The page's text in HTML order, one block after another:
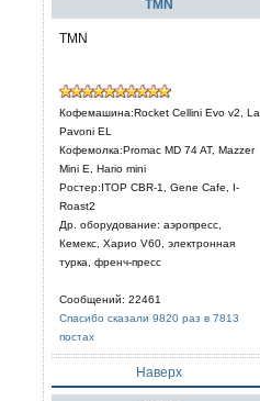
TMN
TMN
Кофемашина:Rocket Cellini Evo v2, La
Pavoni EL
Кофемолка:Promac MD 74 AT, Mazzer
Mini E, Hario mini
Ростер:ITOP CBR-1, Gene Cafe, I-
Roast2
Др. оборудование: аэропресс,
Кемекс, Харио V60, электронная
турка, френч-пресс
Сообщений: 22461
Спасибо сказали 9820 раз в 7813
постах
Наверх